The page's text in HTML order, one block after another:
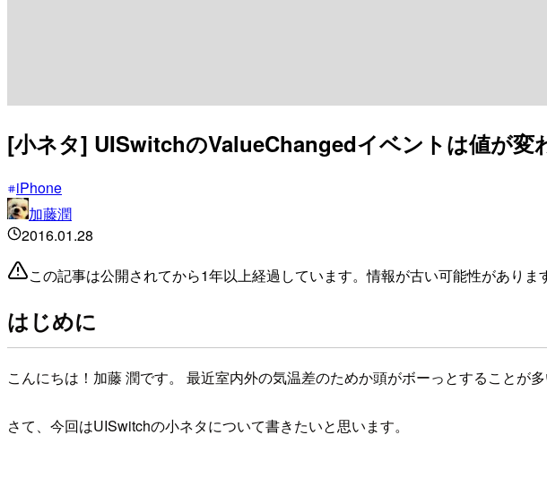
[小ネタ] UISwitchのValueChangedイベントは値が変
iPhone
加藤潤
2016.01.28
この記事は公開されてから1年以上経過しています。情報が古い可能性がありま
はじめに
こんにちは！加藤 潤です。 最近室内外の気温差のためか頭がボーっとすることが
さて、今回はUISwitchの小ネタについて書きたいと思います。